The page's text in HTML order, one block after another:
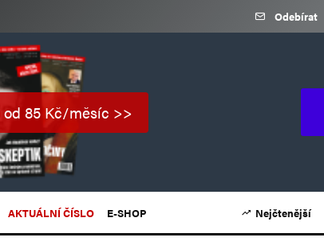
Odebírat
od 85 Kč/měsíc >>
AKTUÁLNÍ ČÍSLO E-SHOP Nejčtenější